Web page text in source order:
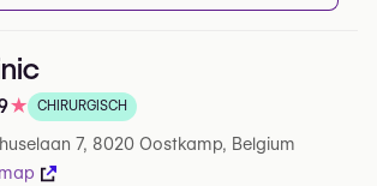
4.9 sur 5 sur Google
★ CHIRURGISCH
7, 8020 Oostkamp, Belgium